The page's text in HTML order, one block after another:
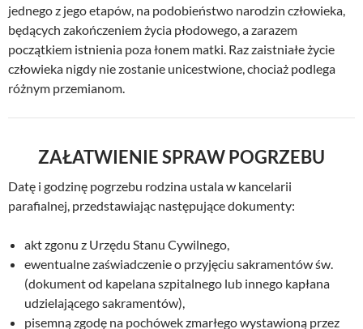
jednego z jego etapów, na podobieństwo narodzin człowieka,
będących zakończeniem życia płodowego, a zarazem
początkiem istnienia poza łonem matki. Raz zaistniałe życie
człowieka nigdy nie zostanie unicestwione, chociaż podlega
różnym przemianom.
ZAŁATWIENIE SPRAW POGRZEBU
Datę i godzinę pogrzebu rodzina ustala w kancelarii
parafialnej, przedstawiając następujące dokumenty:
akt zgonu z Urzędu Stanu Cywilnego,
ewentualne zaświadczenie o przyjęciu sakramentów św.
(dokument od kapelana szpitalnego lub innego kapłana
udzielającego sakramentów),
pisemną zgodę na pochówek zmarłego wystawioną przez